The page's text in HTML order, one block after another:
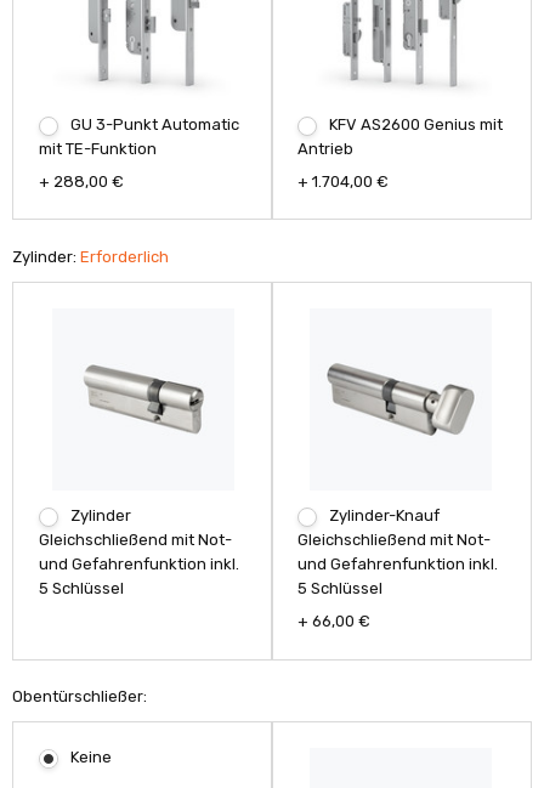
GU 3-Punkt Automatic
mit TE-Funktion
+ 288,00 €
KFV AS2600 Genius mit
Antrieb
+ 1.704,00 €
Zylinder:Erforderlich
Zylinder
Gleichschließend mit Not-
und Gefahrenfunktion inkl.
5 Schlüssel
Zylinder-Knauf
Gleichschließend mit Not-
und Gefahrenfunktion inkl.
5 Schlüssel
+ 66,00 €
Obentürschließer:
Keine